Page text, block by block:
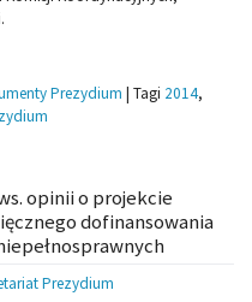
Prezydium | Tagi 2014,
opinii o projekcie
dofinansowania
Prezydium